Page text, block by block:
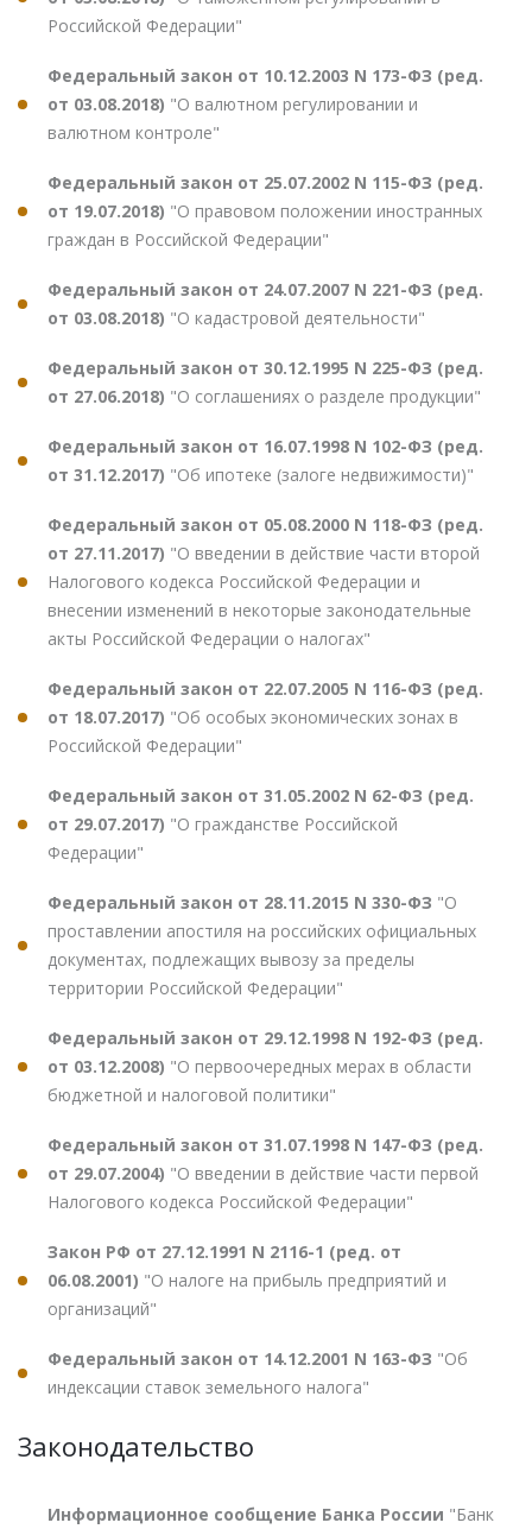
Российской Федерации"
Федеральный закон от 10.12.2003 N 173-ФЗ (ред.
от 03.08.2018) "О валютном регулировании и
валютном контроле"
Федеральный закон от 25.07.2002 N 115-ФЗ (ред.
от 19.07.2018) "О правовом положении иностранных
граждан в Российской Федерации"
Федеральный закон от 24.07.2007 N 221-ФЗ (ред.
от 03.08.2018) "О кадастровой деятельности"
Федеральный закон от 30.12.1995 N 225-ФЗ (ред.
от 27.06.2018) "О соглашениях о разделе продукции"
Федеральный закон от 16.07.1998 N 102-ФЗ (ред.
от 31.12.2017) "Об ипотеке (залоге недвижимости)"
Федеральный закон от 05.08.2000 N 118-ФЗ (ред.
от 27.11.2017) "О введении в действие части второй
Налогового кодекса Российской Федерации и
внесении изменений в некоторые законодательные
акты Российской Федерации о налогах"
Федеральный закон от 22.07.2005 N 116-ФЗ (ред.
от 18.07.2017) "Об особых экономических зонах в
Российской Федерации"
Федеральный закон от 31.05.2002 N 62-ФЗ (ред.
от 29.07.2017) "О гражданстве Российской
Федерации"
Федеральный закон от 28.11.2015 N 330-ФЗ "О
проставлении апостиля на российских официальных
документах, подлежащих вывозу за пределы
территории Российской Федерации"
Федеральный закон от 29.12.1998 N 192-ФЗ (ред.
от 03.12.2008) "О первоочередных мерах в области
бюджетной и налоговой политики"
Федеральный закон от 31.07.1998 N 147-ФЗ (ред.
от 29.07.2004) "О введении в действие части первой
Налогового кодекса Российской Федерации"
Закон РФ от 27.12.1991 N 2116-1 (ред. от
06.08.2001) "О налоге на прибыль предприятий и
организаций"
Федеральный закон от 14.12.2001 N 163-ФЗ "Об
индексации ставок земельного налога"
Законодательство
Информационное сообщение Банка России "Банк